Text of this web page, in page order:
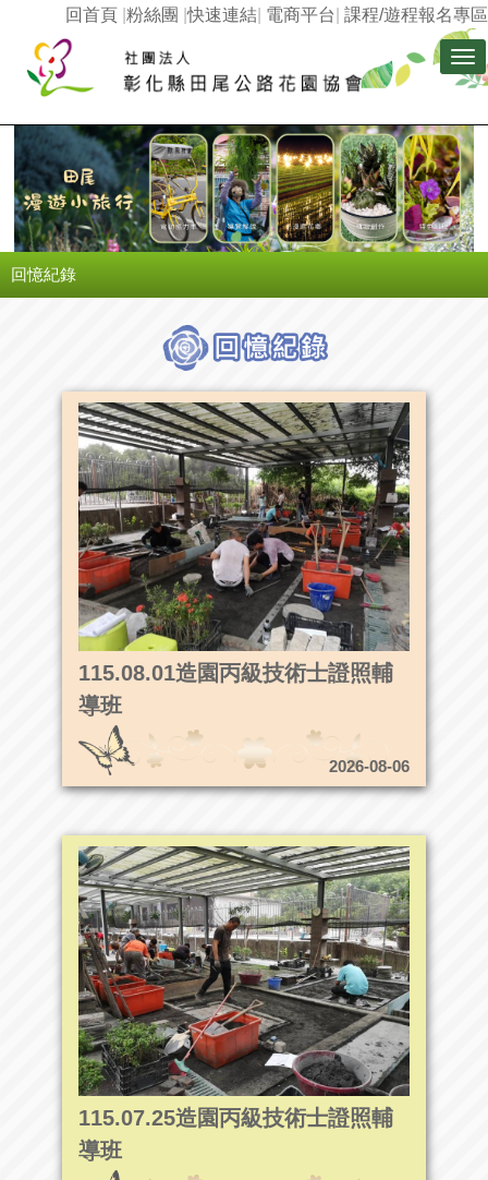
課程/遊程報名專區
電商平台
快速連結
粉絲團 |
回首頁
回憶紀錄
115.08.01造園丙級技術士證照輔
導班
2026-08-06
115.07.25造園丙級技術士證照輔
導班